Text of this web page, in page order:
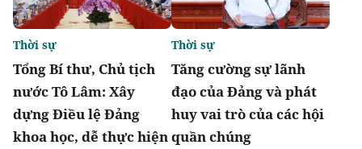
Tổng Bí thư, Chủ tịch
nước Tô Lâm: Xây
dựng Điều lệ Đảng
khoa học, dễ thực hiện
Thời sự
Tăng cường sự lãnh
đạo của Đảng và phát
huy vai trò của các hội
quần chúng
Thời sự